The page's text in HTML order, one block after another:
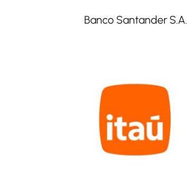
Banco Santander S.A.